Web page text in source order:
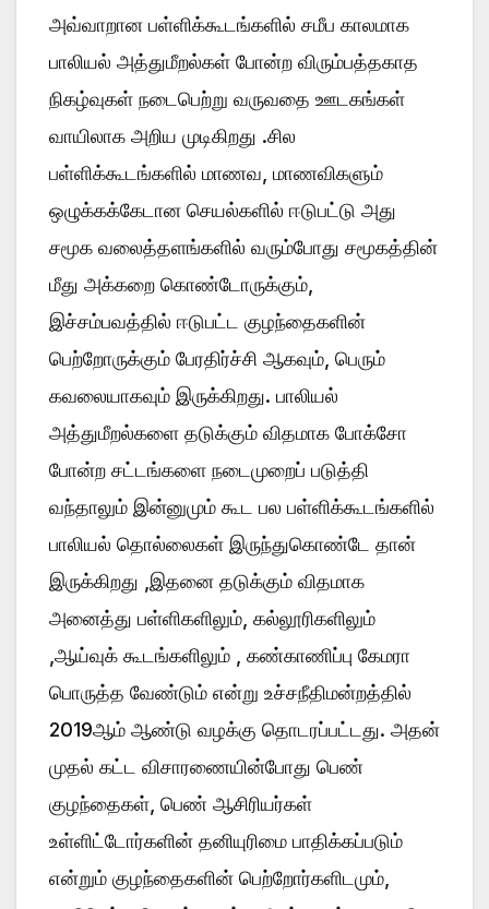
அவ்வாறான பள்ளிக்கூடங்களில் சமீப காலமாக
பாலியல் அத்துமீறல்கள் போன்ற விரும்பத்தகாத
நிகழ்வுகள் நடைபெற்று வருவதை ஊடகங்கள்
வாயிலாக அறிய முடிகிறது .சில
பள்ளிக்கூடங்களில் மாணவ, மாணவிகளும்
ஒழுக்கக்கேடான செயல்களில் ஈடுபட்டு அது
சமூக வலைத்தளங்களில் வரும்போது சமூகத்தின்
மீது அக்கறை கொண்டோருக்கும்,
இச்சம்பவத்தில் ஈடுபட்ட குழந்தைகளின்
பெற்றோருக்கும் பேரதிர்ச்சி ஆகவும், பெரும்
கவலையாகவும் இருக்கிறது. பாலியல்
அத்துமீறல்களை தடுக்கும் விதமாக போக்சோ
போன்ற சட்டங்களை நடைமுறைப் படுத்தி
வந்தாலும் இன்னுமும் கூட பல பள்ளிக்கூடங்களில்
பாலியல் தொல்லைகள் இருந்துகொண்டே தான்
இருக்கிறது ,இதனை தடுக்கும் விதமாக
அனைத்து பள்ளிகளிலும், கல்லூரிகளிலும்
,ஆய்வுக் கூடங்களிலும் , கண்காணிப்பு கேமரா
பொருத்த வேண்டும் என்று உச்சநீதிமன்றத்தில்
2019ஆம் ஆண்டு வழக்கு தொடரப்பட்டது. அதன்
முதல் கட்ட விசாரணையின்போது பெண்
குழந்தைகள், பெண் ஆசிரியர்கள்
உள்ளிட்டோர்களின் தனியுரிமை பாதிக்கப்படும்
என்றும் குழந்தைகளின் பெற்றோர்களிடமும்,